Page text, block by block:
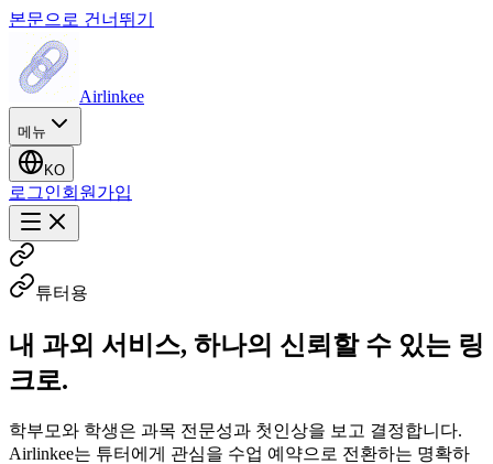
본문으로 건너뛰기
Airlinkee
메뉴
KO
로그인회원가입
튜터용
내 과외 서비스, 하나의 신뢰할 수 있는 링
크로.
학부모와 학생은 과목 전문성과 첫인상을 보고 결정합니다.
Airlinkee는 튜터에게 관심을 수업 예약으로 전환하는 명확하